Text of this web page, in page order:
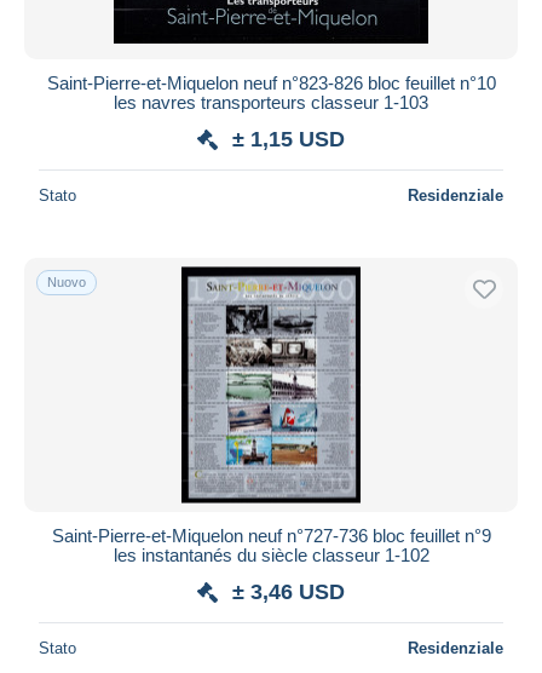
Saint-Pierre-et-Miquelon neuf n°823-826 bloc feuillet n°10
les navres transporteurs classeur 1-103
± 1,15 USD
Stato Residenziale
Nuovo
Saint-Pierre-et-Miquelon neuf n°727-736 bloc feuillet n°9
les instantanés du siècle classeur 1-102
± 3,46 USD
Stato Residenziale